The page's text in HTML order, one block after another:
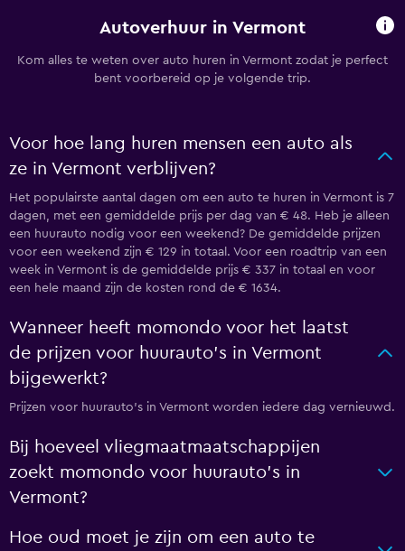
Autoverhuur in Vermont
Kom alles te weten over auto huren in Vermont zodat je perfect
bent voorbereid op je volgende trip.
Voor hoe lang huren mensen een auto als
ze in Vermont verblijven?
Het populairste aantal dagen om een auto te huren in Vermont is 7
dagen, met een gemiddelde prijs per dag van € 48. Heb je alleen
een huurauto nodig voor een weekend? De gemiddelde prijzen
voor een weekend zijn € 129 in totaal. Voor een roadtrip van een
week in Vermont is de gemiddelde prijs € 337 in totaal en voor
een hele maand zijn de kosten rond de € 1634.
Wanneer heeft momondo voor het laatst
de prijzen voor huurauto's in Vermont
bijgewerkt?
Prijzen voor huurauto's in Vermont worden iedere dag vernieuwd.
Bij hoeveel vliegmaatmaatschappijen
zoekt momondo voor huurauto's in
Vermont?
Hoe oud moet je zijn om een auto te